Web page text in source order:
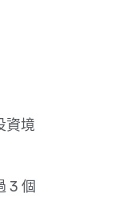
資境
3 個